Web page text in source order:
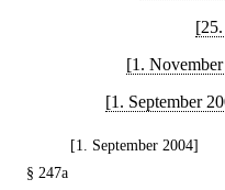
[1.
[1. September
[1. September 2004]
§ 247a